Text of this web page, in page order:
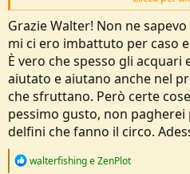
ad etologia, parlando del
fatto studiare apposta come
verso il pubblico. in ogni caso le
riescono a fare cose fantastiche e
con altre speciein modi incredibili
il seaworld di vaccate ne ha fatte
pro o contro (voglio essere
pero' e' grazie ai delfinari che
orche. prima dei delfinari era
pompa. adesso sono un animale
Grazie Walter! Non ne
mi ci ero imbattuto per caso
È vero che spesso gli acquari
aiutato e aiutano anche nel
che sfruttano. Però certe
pessimo gusto, non
delfini che fanno il circo.
R
walterfishingeZenPlot